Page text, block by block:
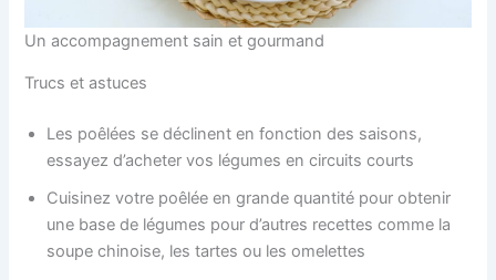
Un accompagnement sain et gourmand
Trucs et astuces
Les poêlées se déclinent en fonction des saisons,
essayez d’acheter vos légumes en circuits courts
Cuisinez votre poêlée en grande quantité pour obtenir
une base de légumes pour d’autres recettes comme la
soupe chinoise, les tartes ou les omelettes